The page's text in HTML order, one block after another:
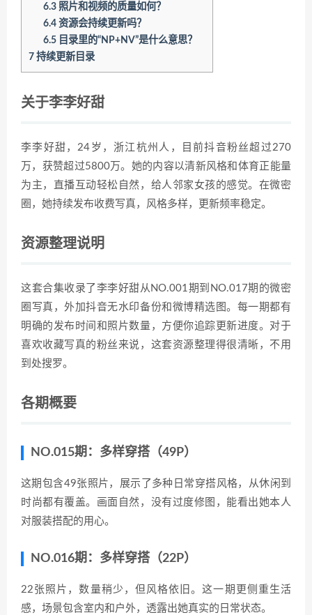
6.3 照片和视频的质量如何？
6.4 资源会持续更新吗？
6.5 目录里的“NP+NV”是什么意思？
7 持续更新目录
关于李李好甜
李李好甜，24岁，浙江杭州人，目前抖音粉丝超过270
万，获赞超过5800万。她的内容以清新风格和体育正能量
为主，直播互动轻松自然，给人邻家女孩的感觉。在微密
圈，她持续发布收费写真，风格多样，更新频率稳定。
资源整理说明
这套合集收录了李李好甜从NO.001期到NO.017期的微密
圈写真，外加抖音无水印备份和微博精选图。每一期都有
明确的发布时间和照片数量，方便你追踪更新进度。对于
喜欢收藏写真的粉丝来说，这套资源整理得很清晰，不用
到处搜罗。
各期概要
NO.015期：多样穿搭（49P）
这期包含49张照片，展示了多种日常穿搭风格，从休闲到
时尚都有覆盖。画面自然，没有过度修图，能看出她本人
对服装搭配的用心。
NO.016期：多样穿搭（22P）
22张照片，数量稍少，但风格依旧。这一期更侧重生活
感，场景包含室内和户外，透露出她真实的日常状态。